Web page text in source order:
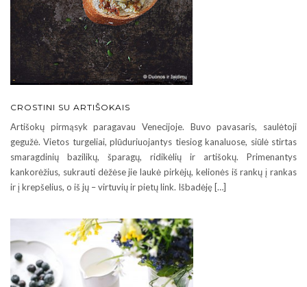
CROSTINI SU ARTIŠOKAIS
Artišokų pirmąsyk paragavau Venecijoje. Buvo pavasaris, saulėtoji
gegužė. Vietos turgeliai, plūduriuojantys tiesiog kanaluose, siūlė stirtas
smaragdinių bazilikų, šparagų, ridikėlių ir artišokų. Primenantys
kankorėžius, sukrauti dėžėse jie laukė pirkėjų, kelionės iš rankų į rankas
ir į krepšelius, o iš jų – virtuvių ir pietų link. Išbadėję […]